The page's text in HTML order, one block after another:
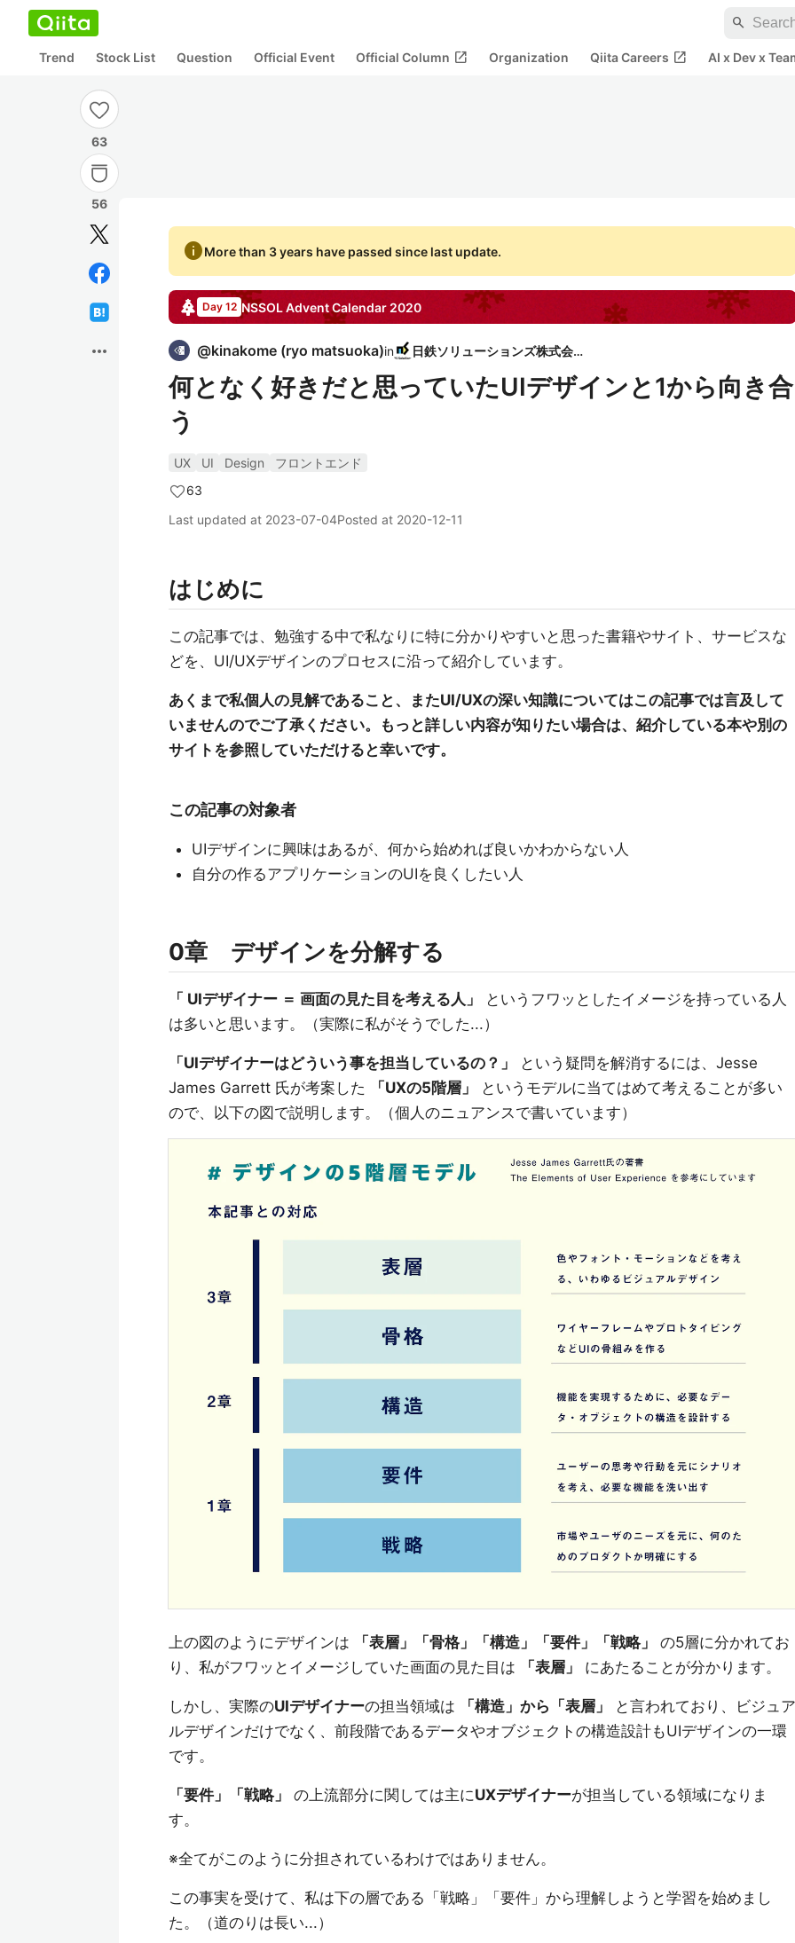
search
Trend Stock List Question Official Event Official Column open_in_new Organization Qiita Careers open_in_new AI x Dev x
63
56
more_horiz
infoMore than 3 years have passed since last update.
Day 12 NSSOLAdvent Calendar 2020
@kinakome (ryo matsuoka)in 日鉄ソリューションズ株式会社
何となく好きだと思っていたUIデザインと1から向き合
う
UX UI Design
フロントエンド
63
Last updated at 2023-07-04Posted at 2020-12-11
はじめに
この記事では、勉強する中で私なりに特に分かりやすいと思った書籍やサイト、サービスな
どを、UI/UXデザインのプロセスに沿って紹介しています。
あくまで私個人の見解であること、またUI/UXの深い知識についてはこの記事では言及して
いませんのでご了承ください。もっと詳しい内容が知りたい場合は、紹介している本や別の
サイトを参照していただけると幸いです。
この記事の対象者
UIデザインに興味はあるが、何から始めれば良いかわからない人
自分の作るアプリケーションのUIを良くしたい人
0章 デザインを分解する
「 UIデザイナー ＝ 画面の見た目を考える人」
というフワッとしたイメージを持っている人
は多いと思います。（実際に私がそうでした...）
「UIデザイナーはどういう事を担当しているの？」
という疑問を解消するには、Jesse
James Garrett 氏が考案した
「UXの5階層」
というモデルに当てはめて考えることが多い
ので、以下の図で説明します。（個人のニュアンスで書いています）
上の図のようにデザインは 「表層」「骨格」「構造」「要件」「戦略」
の5層に分かれてお
り、私がフワッとイメージしていた画面の見た目は
「表層」 にあたることが分かります。
しかし、実際のUIデザイナーの担当領域は 「構造」から「表層」
と言われており、ビジュア
ルデザインだけでなく、前段階であるデータやオブジェクトの構造設計もUIデザインの一環
です。
「要件」「戦略」 の上流部分に関しては主にUXデザイナーが担当している領域になりま
す。
※全てがこのように分担されているわけではありません。
この事実を受けて、私は下の層である「戦略」「要件」から理解しようと学習を始めまし
た。（道のりは長い...）